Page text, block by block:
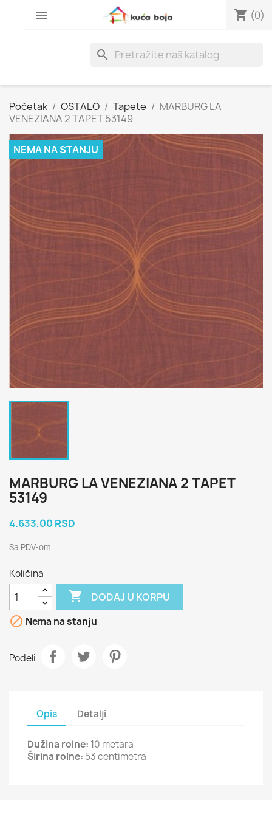
 shopping_cart (0)
search
Početak OSTALO Tapete
MARBURG LA
VENEZIANA 2 TAPET 53149
NEMA NA STANJU
MARBURG LA VENEZIANA 2 TAPET
53149
4.633,00 RSD
Sa PDV-om
Količina
 DODAJ U KORPU
 Nema na stanju
Podeli
Opis Detalji
Dužina rolne: 10 metara
Širina rolne: 53 centimetra